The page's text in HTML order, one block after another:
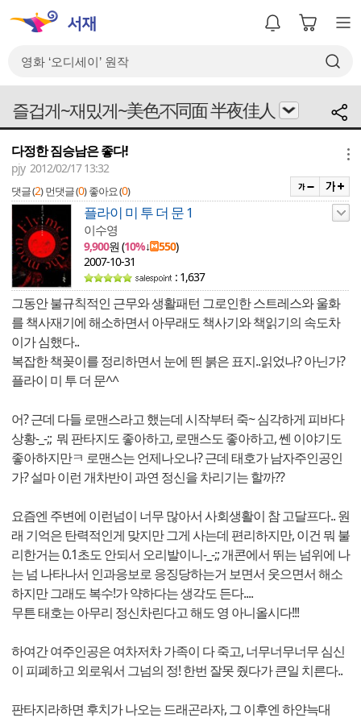
즐겁게~재밌게~美色不同面 半夜佳人
다정한 짐승남은 좋다!
pjy 2012/02/17 13:32
댓글 (2) 먼댓글 (0) 좋아요 (0)
플라이 미 투 더 문 1
이수영
9,900원 (10%↓ 550)
2007-10-31
: 1,637
그동안 불규칙적인 근무와 생활패턴 그로인한 스트레스와 울화
를 책사재기에 해소하면서 아무래도 책사기와 책읽기의 속도차
이가 심했다..
복잡한 책꽂이를 정리하면서 눈에 띈 붉은 표지..읽었나? 아닌가?
플라이 미 투 더 문^^
어? 근데 다들 로맨스라고 했는데 시작부터 죽~ 심각하게 피바다
상황-_-;; 뭐 판타지도 좋아하고, 로맨스도 좋아하고, 쎈 이야기도
좋아하지만ㅋ 로맨스는 언제나오나? 근데 태호가 남자주인공인
가? 설마 이런 개차반이 과연 정신을 차리기는 할까??
요즘엔 주변에 이런넘이 너무 많아서 사회생활이 참 고달프다.. 원
래 기억은 탄력적인게 맞지만 그게 사는데 편리하지만, 이건 뭐 불
리한거는 0.1초도 안되서 오리발이니-_-;; 개콘에서 뛰는 넘위에 나
는 넘 나타나서 인과응보로 응징당하는거 보면서 웃으면서 해소
하지만 그래도 복수!가 약하다는 생각도 든다....
무튼 태호는 아무리 정신차린다고 해도 영 아니올시다!!!
하여간 여주인공은 여차저차 가족이 다 죽고, 너무너무너무 심신
이 피폐하고 외로워서 그넘의 정! 한번 잘못 줬다가 큰일 치른다..
판타지라하면 후치가 나오는 드래곤라자, 그 이후엔 하얀늑대